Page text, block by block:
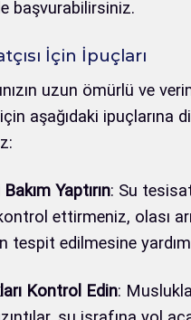
başvurabilirsiniz.
İçin İpuçları
uzun ömürlü ve
aşağıdaki ipuçlarına
Yaptırın: Su
ettirmeniz, olası
tespit edilmesine
Kontrol Edin: